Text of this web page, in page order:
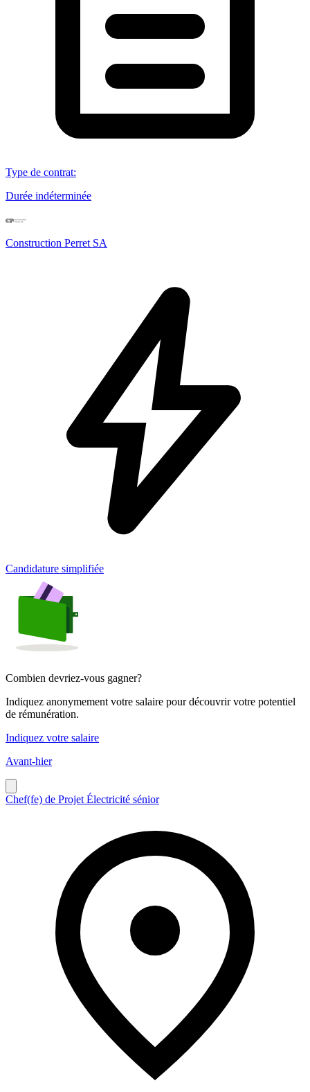
Type de contrat:
Durée indéterminée
Construction Perret SA
Candidature simplifiée
Combien devriez-vous gagner?
Indiquez anonymement votre salaire pour découvrir votre potentiel
de rémunération.
Indiquez votre salaire
Avant-hier
Chef(fe) de Projet Électricité sénior